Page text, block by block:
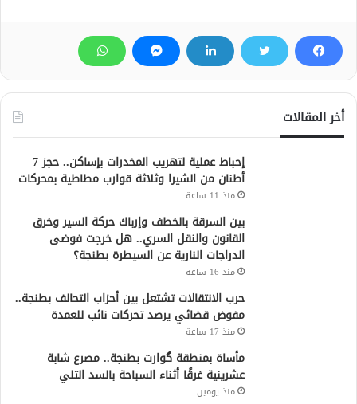
أخر المقالات
إحباط عملية لتهريب المخدرات بإساكن.. حجز 7
أطنان من الشيرا وثلاثة قوارب مطاطية بمحركات
منذ 11 ساعة
بين السرقة بالخطف وإرباك حركة السير وخرق
القانون والنقل السري.. هل خرجت فوضى
الدراجات النارية عن السيطرة بطنجة؟
منذ 16 ساعة
حرب الانتقالات تشتعل بين أحزاب التحالف بطنجة..
مفوض قضائي يرصد تحركات نائب للعمدة
منذ 17 ساعة
مأساة بمنطقة گوارت بطنجة.. مصرع شابة
عشرينية غرقًا أثناء السباحة بالسد التلي
منذ يومين